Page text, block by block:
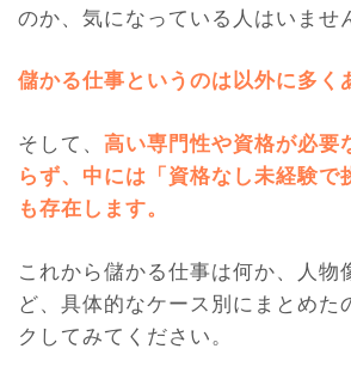
のか、気になっている人はいませ
儲かる仕事というのは以外に多く
そして、高い専門性や資格が必要
らず、中には「資格なし未経験で
も存在します。
これから儲かる仕事は何か、人物
ど、具体的なケース別にまとめた
クしてみてください。